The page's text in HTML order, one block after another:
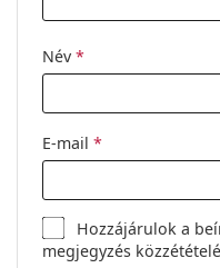
Név *
E-mail *
Hozzájárulok a
megjegyzés